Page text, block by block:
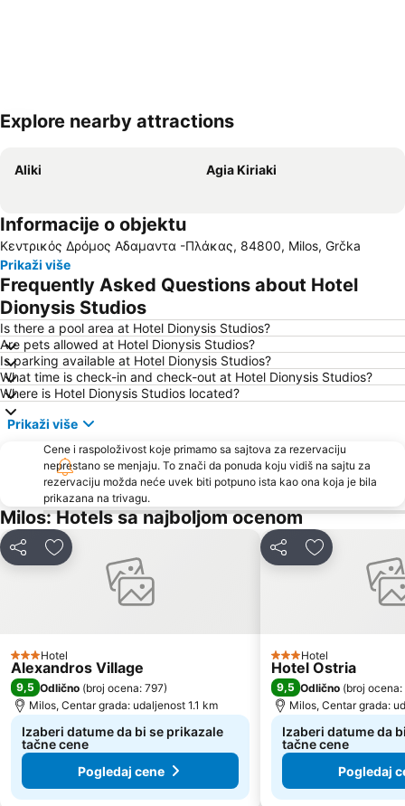
Explore nearby attractions
Aliki Agia Kiriaki
Informacije o objektu
Κεντρικός Δρόμος Αδαμαντα -Πλάκας, 84800, Milos, Grčka
Prikaži više
Frequently Asked Questions about Hotel
Dionysis Studios
Is there a pool area at Hotel Dionysis Studios?
Are pets allowed at Hotel Dionysis Studios?
Is parking available at Hotel Dionysis Studios?
What time is check-in and check-out at Hotel Dionysis Studios?
Where is Hotel Dionysis Studios located?
Prikaži više
Cene i raspoloživost koje primamo sa sajtova za rezervaciju
neprestano se menjaju. To znači da ponuda koju vidiš na sajtu za
rezervaciju možda neće uvek biti potpuno ista kao ona koja je bila
prikazana na trivagu.
Milos: Hotels sa najboljom ocenom
Deli Dodati u favorite
3 Zvezdice
Hotel
Alexandros Village
9,5 Odlično (broj ocena: 797)
Milos, Centar grada: udaljenost 1.1 km
Izaberi datume da bi se prikazale
tačne cene
Pogledaj cene
Deli Dodati u
3 Zvezdice
Hotel
Hotel Ostria
9,5 Odlično (broj
Milos, Centar grada:
Izaberi datume da
tačne cene
Pogledaj